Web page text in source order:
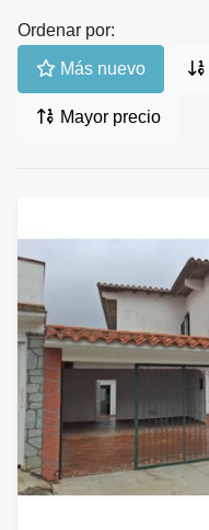
Ordenar por:
Más nuevo
Mayor precio